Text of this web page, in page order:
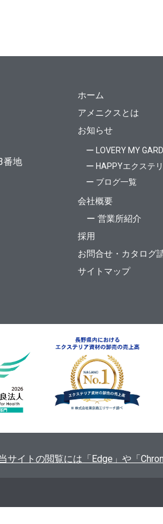
番地
ホーム
アメニクスとは
お知らせ
ー LOVERY MY
ー HAPPYエクステ
ー ブログ一覧
会社概要
ー 営業所紹介
採用
お問合せ・カタログ
サイトマップ
サイトの閲覧には「Edge」や「